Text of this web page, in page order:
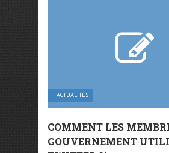
ACTUALITÉS
COMMENT LES
GOUVERNEMENT